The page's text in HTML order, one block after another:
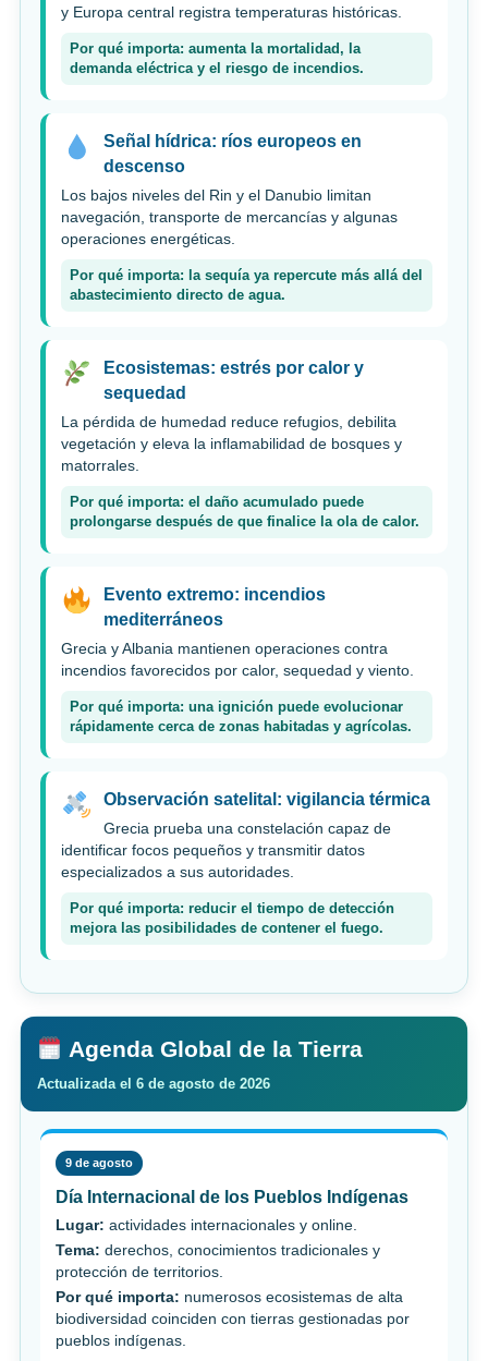
y Europa central registra temperaturas históricas.
Por qué importa: aumenta la mortalidad, la
demanda eléctrica y el riesgo de incendios.
Señal hídrica: ríos europeos en
descenso
Los bajos niveles del Rin y el Danubio limitan
navegación, transporte de mercancías y algunas
operaciones energéticas.
Por qué importa: la sequía ya repercute más allá del
abastecimiento directo de agua.
Ecosistemas: estrés por calor y
sequedad
La pérdida de humedad reduce refugios, debilita
vegetación y eleva la inflamabilidad de bosques y
matorrales.
Por qué importa: el daño acumulado puede
prolongarse después de que finalice la ola de calor.
Evento extremo: incendios
mediterráneos
Grecia y Albania mantienen operaciones contra
incendios favorecidos por calor, sequedad y viento.
Por qué importa: una ignición puede evolucionar
rápidamente cerca de zonas habitadas y agrícolas.
Observación satelital: vigilancia térmica
Grecia prueba una constelación capaz de
identificar focos pequeños y transmitir datos
especializados a sus autoridades.
Por qué importa: reducir el tiempo de detección
mejora las posibilidades de contener el fuego.
Agenda Global de la Tierra
Actualizada el 6 de agosto de 2026
9 de agosto
Día Internacional de los Pueblos Indígenas
Lugar: actividades internacionales y online.
Tema: derechos, conocimientos tradicionales y
protección de territorios.
Por qué importa: numerosos ecosistemas de alta
biodiversidad coinciden con tierras gestionadas por
pueblos indígenas.